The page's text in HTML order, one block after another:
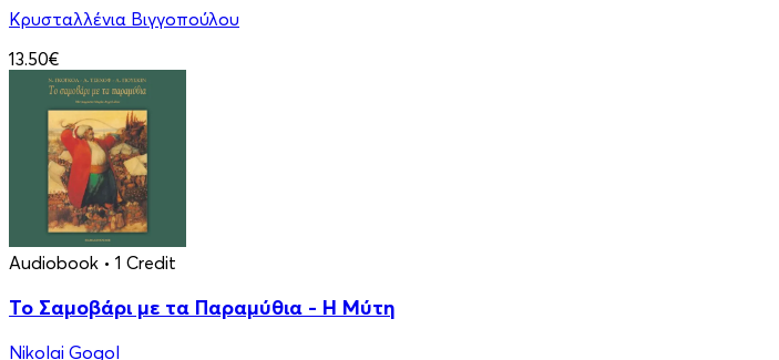
Κρυσταλλένια Βιγγοπούλου
13.50€
Audiobook • 1 Credit
Το Σαμοβάρι με τα Παραμύθια - Η Μύτη
Nikolai Gogol